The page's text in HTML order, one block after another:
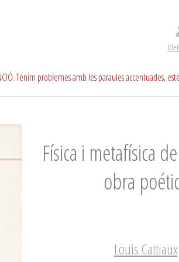
Tenim problemes amb les paraules accentuades,
Física i metafísica
obra
Louis Cattiaux